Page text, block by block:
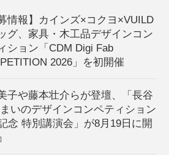
情報】カインズ×コクヨ×VUILD
グ、家具・木工品デザインコン
ション「CDM Digi Fab
2026」を初開催
子や藤本壮介らが登壇、「長谷
いのデザインコンペティション
念 特別講演会」が8月19日に開